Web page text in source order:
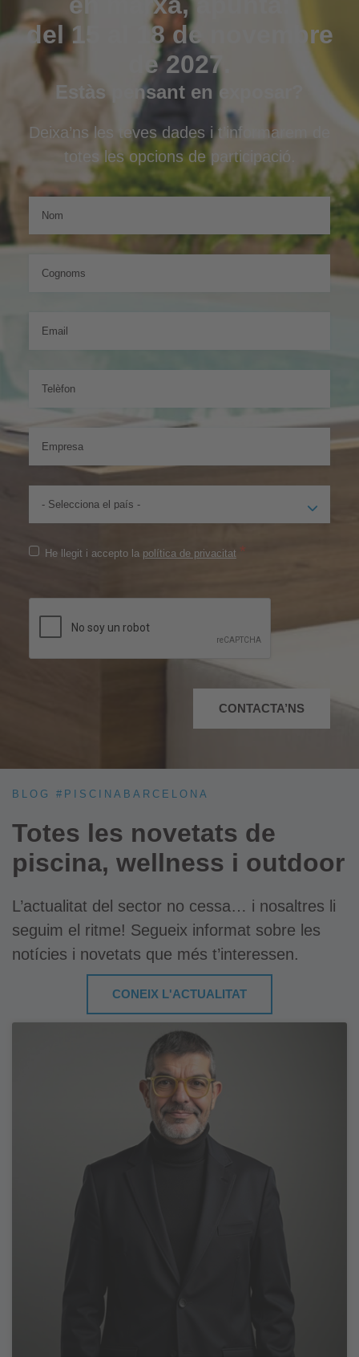
del 15 al 18 de novembre
de 2027.
Estàs pensant en exposar?
Deixa’ns les teves dades i t’informarem de
totes les opcions de participació.
He llegit i accepto la política de privacitat *
BLOG #PISCINABARCELONA
Totes les novetats de
piscina, wellness i outdoor
L’actualitat del sector no cessa… i nosaltres li
seguim el ritme! Segueix informat sobre les
notícies i novetats que més t’interessen.
CONEIX L'ACTUALITAT